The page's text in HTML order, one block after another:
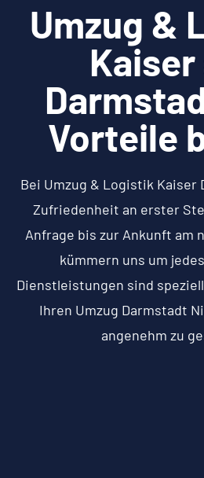
Umzug &
Kaiser
Vorteile
Bei Umzug & Logistik
Zufriedenheit an erster
Anfrage bis zur Ankunft am
kümmern uns um
Dienstleistungen sind
Ihren Umzug Darmstadt
angenehm zu